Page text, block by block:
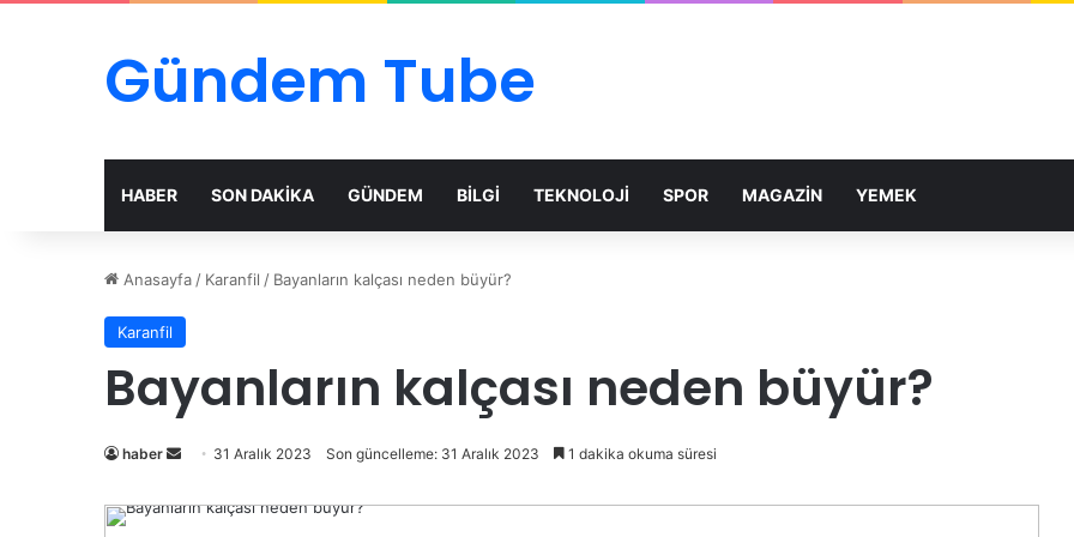
Gündem Tube
HABER SON DAKİKA GÜNDEM BİLGİ TEKNOLOJİ SPOR MAGAZİN YEMEK
Anasayfa / Karanfil / Bayanların kalçası neden büyür?
Karanfil
Bayanların kalçası neden büyür?
haber
Bir
posta
31 Aralık 2023 Son güncelleme: 31 Aralık 2023 1 dakika okuma süresi